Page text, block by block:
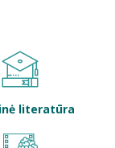
literatūra